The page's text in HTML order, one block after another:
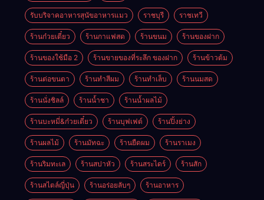
รับบริจาคอาหารสุนัขอาหารแมว ราชบุรี ราชเทวี
ร้านก๋วยเตี๋ยว ร้านกาแฟสด ร้านขนม ร้านของฝาก
ร้านของใช้มือ 2 ร้านขายของที่ระลึก ของฝาก ร้านข้าวต้ม
ร้านต่อขนตา ร้านทำสีผม ร้านทำเล็บ ร้านนมสด
ร้านนั่งชิลล์ ร้านน้ำชา ร้านน้ำผลไม้
ร้านบะหมี่&ก๋วยเตี๋ยว ร้านบุฟเฟต์ ร้านปิ้งย่าง
ร้านผลไม้ ร้านมัทฉะ ร้านยืดผม ร้านราเมง
ร้านริมทะเล ร้านสปาหัว ร้านสระไดร์ ร้านสัก
ร้านสไตล์ญี่ปุ่น ร้านอร่อยลับๆ ร้านอาหาร